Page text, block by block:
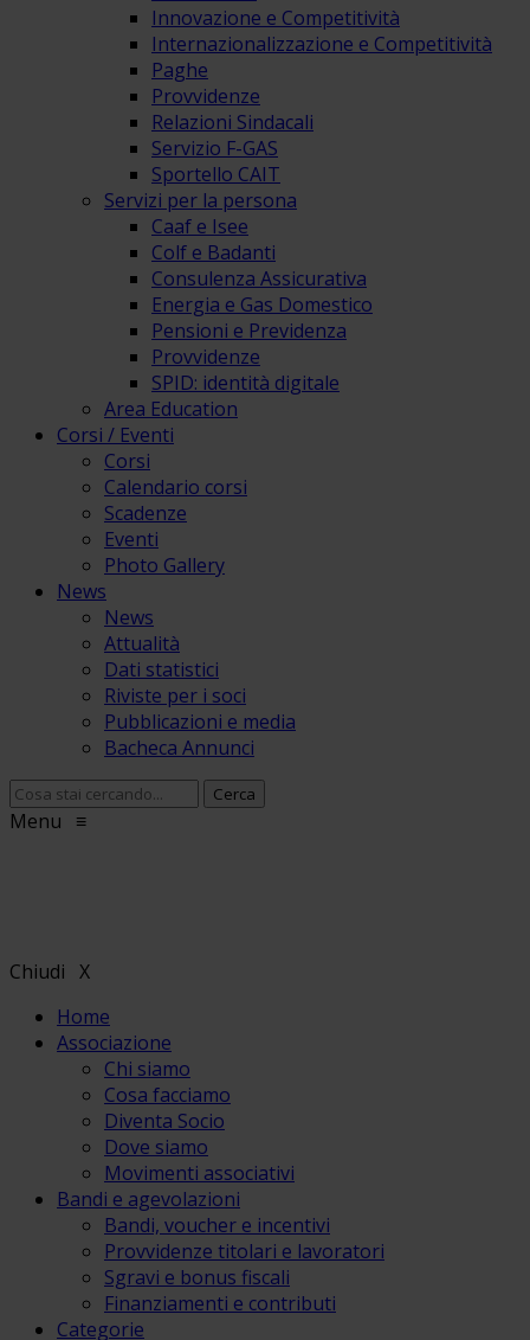
Innovazione e Competitività
Internazionalizzazione e Competitività
Paghe
Provvidenze
Relazioni Sindacali
Servizio F-GAS
Sportello CAIT
Servizi per la persona
Caaf e Isee
Colf e Badanti
Consulenza Assicurativa
Energia e Gas Domestico
Pensioni e Previdenza
Provvidenze
SPID: identità digitale
Area Education
Corsi / Eventi
Corsi
Calendario corsi
Scadenze
Eventi
Photo Gallery
News
News
Attualità
Dati statistici
Riviste per i soci
Pubblicazioni e media
Bacheca Annunci
Menu ≡
Chiudi X
Home
Associazione
Chi siamo
Cosa facciamo
Diventa Socio
Dove siamo
Movimenti associativi
Bandi e agevolazioni
Bandi, voucher e incentivi
Provvidenze titolari e lavoratori
Sgravi e bonus fiscali
Finanziamenti e contributi
Categorie